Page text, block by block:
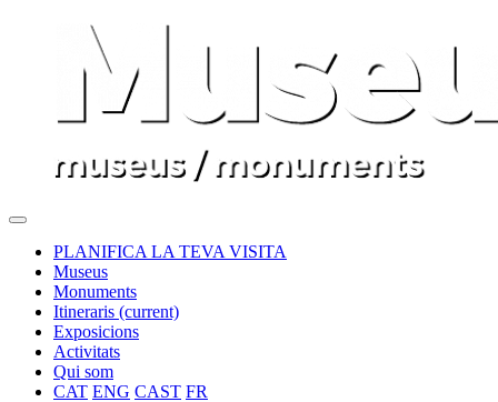
PLANIFICA LA TEVA VISITA
Museus
Monuments
Itineraris (current)
Exposicions
Activitats
Qui som
CAT ENG CAST FR